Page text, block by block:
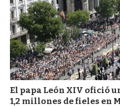
El papa León XIV ofició
1,2 millones de fieles en